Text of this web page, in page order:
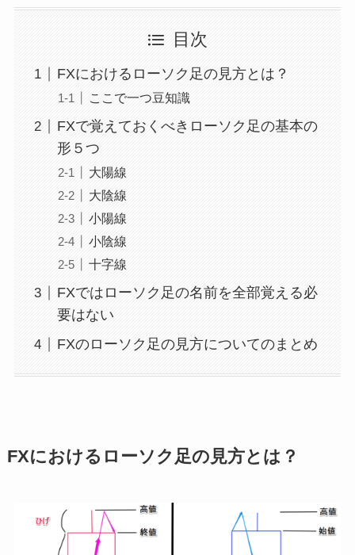
目次
FXにおけるローソク足の見方とは？
ここで一つ豆知識
FXで覚えておくべきローソク足の基本の
形５つ
大陽線
大陰線
小陽線
小陰線
十字線
FXではローソク足の名前を全部覚える必
要はない
FXのローソク足の見方についてのまとめ
FXにおけるローソク足の見方とは？